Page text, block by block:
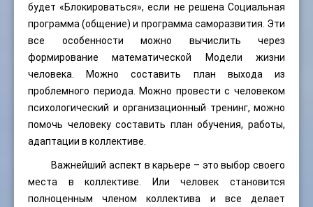
будет «Блокироваться», если не решена Социальная
программа (общение) и программа саморазвития. Эти
все особенности можно вычислить через
формирование математической Модели жизни
человека. Можно составить план выхода из
проблемного периода. Можно провести с человеком
психологический и организационный тренинг, можно
помочь человеку составить план обучения, работы,
адаптации в коллективе.
Важнейший аспект в карьере – это выбор своего
места в коллективе. Или человек становится
полноценным членом коллектива и все делает